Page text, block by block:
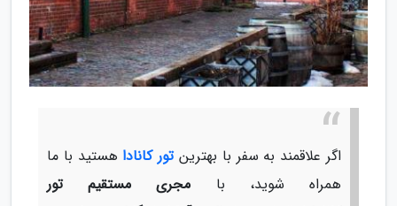
اگر علاقمند به سفر با بهترینتور کانادا هستید با ما
همراه شوید، با مجری مستقیم تور